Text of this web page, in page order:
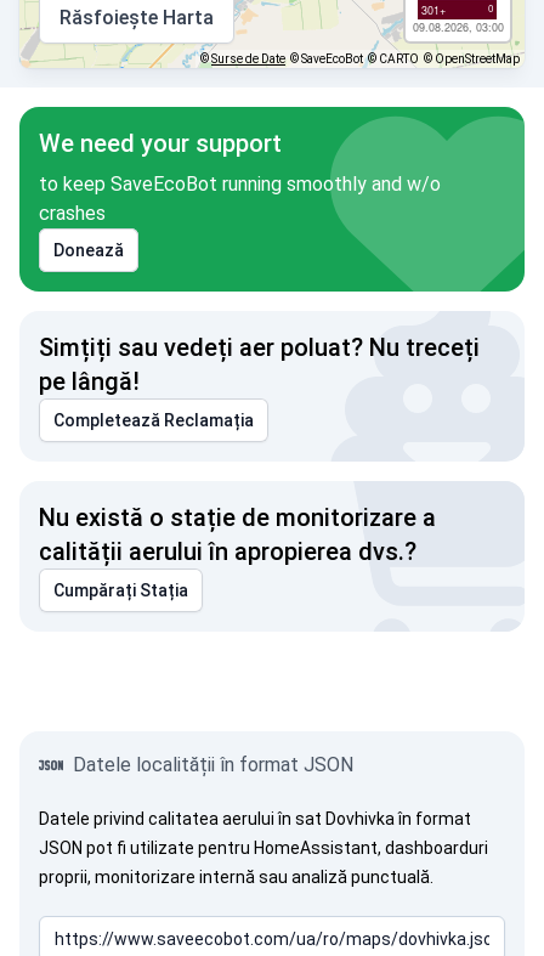
301+ 0
09.08.2026, 03:00
Răsfoiește Harta
©Surse de Date © SaveEcoBot © CARTO © OpenStreetMap
We need your support
to keep SaveEcoBot running smoothly and w/o
crashes
Donează
Simțiți sau vedeți aer poluat? Nu treceți
pe lângă!
Completează Reclamația
Nu există o stație de monitorizare a
calității aerului în apropierea dvs.?
Cumpărați Stația
Datele localității în format JSON
Datele privind calitatea aerului în sat Dovhivka în format
JSON pot fi utilizate pentru HomeAssistant, dashboarduri
proprii, monitorizare internă sau analiză punctuală.